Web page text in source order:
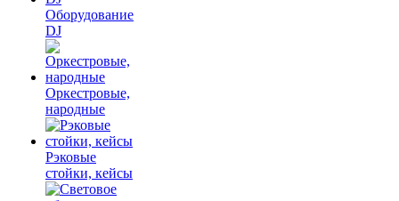
Оборудование
DJ
Оркестровые,
народные
Рэковые
стойки, кейсы